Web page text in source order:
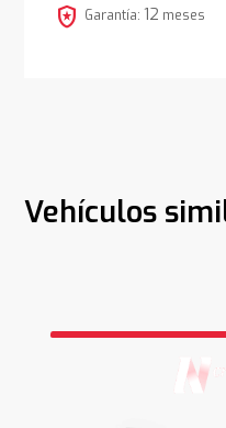
local_police Garantía: 12 meses
Vehículos